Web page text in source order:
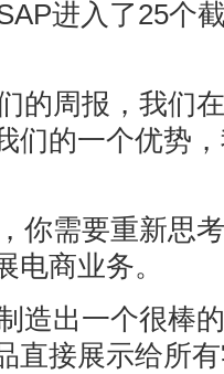
进入了25个
的周报，我们
们的一个优势
你需要重新思
商业务。
造出一个很棒
直接展示给所